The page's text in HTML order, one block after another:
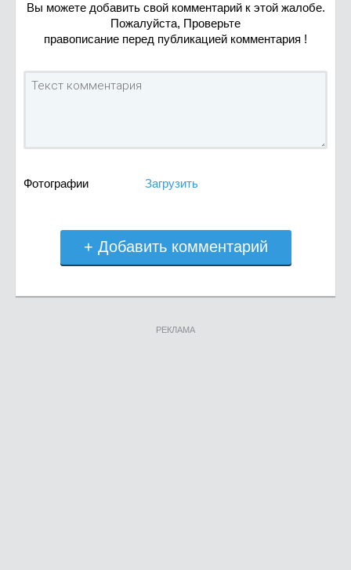
Вы можете добавить свой комментарий к этой жалобе.
Пожалуйста, Проверьте
правописание перед публикацией комментария !
Фотографии Загрузить
+ Добавить комментарий
РЕКЛАМА